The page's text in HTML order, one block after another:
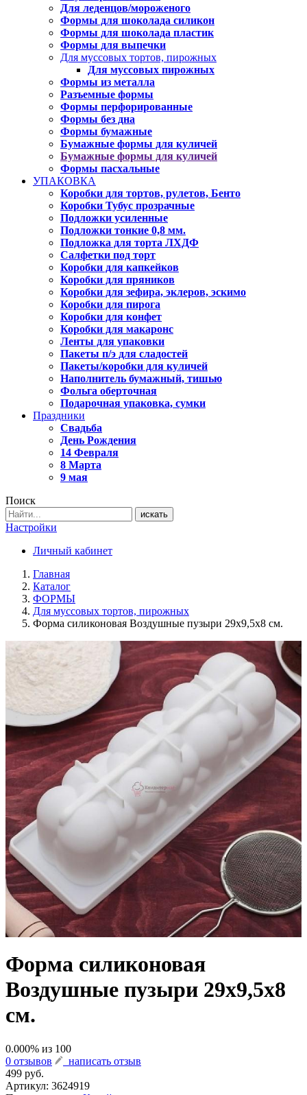
Для леденцов/мороженого
Формы для шоколада силикон
Формы для шоколада пластик
Формы для выпечки
Для муссовых тортов, пирожных
Для муссовых пирожных
Формы из металла
Разъемные формы
Формы перфорированные
Формы без дна
Формы бумажные
Бумажные формы для куличей
Бумажные формы для куличей
Формы пасхальные
УПАКОВКА
Коробки для тортов, рулетов, Бенто
Коробки Тубус прозрачные
Подложки усиленные
Подложки тонкие 0,8 мм.
Подложка для торта ЛХДФ
Салфетки под торт
Коробки для капкейков
Коробки для пряников
Коробки для зефира, эклеров, эскимо
Коробки для пирога
Коробки для конфет
Коробки для макаронс
Ленты для упаковки
Пакеты п/э для сладостей
Пакеты/коробки для куличей
Наполнитель бумажный, тишью
Фольга оберточная
Подарочная упаковка, сумки
Праздники
Свадьба
День Рождения
14 Февраля
8 Марта
9 мая
Поиск
искать
Настройки
Личный кабинет
Главная
Каталог
ФОРМЫ
Для муссовых тортов, пирожных
Форма силиконовая Воздушные пузыри 29х9,5х8 см.
Форма силиконовая
Воздушные пузыри 29х9,5х8
см.
0.000% из 100
0 отзывов
написать отзыв
499 руб.
Артикул: 3624919